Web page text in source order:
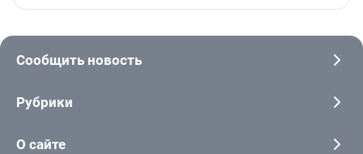
Сообщить новость
Рубрики
О сайте